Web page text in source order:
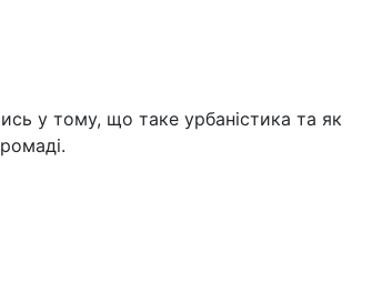
у тому, що таке урбаністика та як